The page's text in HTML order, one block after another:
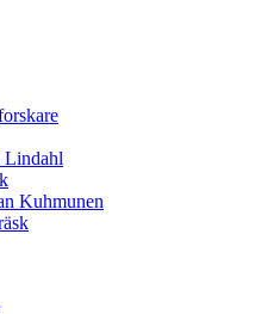
Lindahl
Kuhmunen